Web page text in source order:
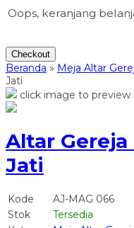
Oops, keranjang
Checkout
Beranda » Meja Altar
Jati
click image to preview
Altar
Jati
Kode
AJ-MAG 066
Stok
Tersedia